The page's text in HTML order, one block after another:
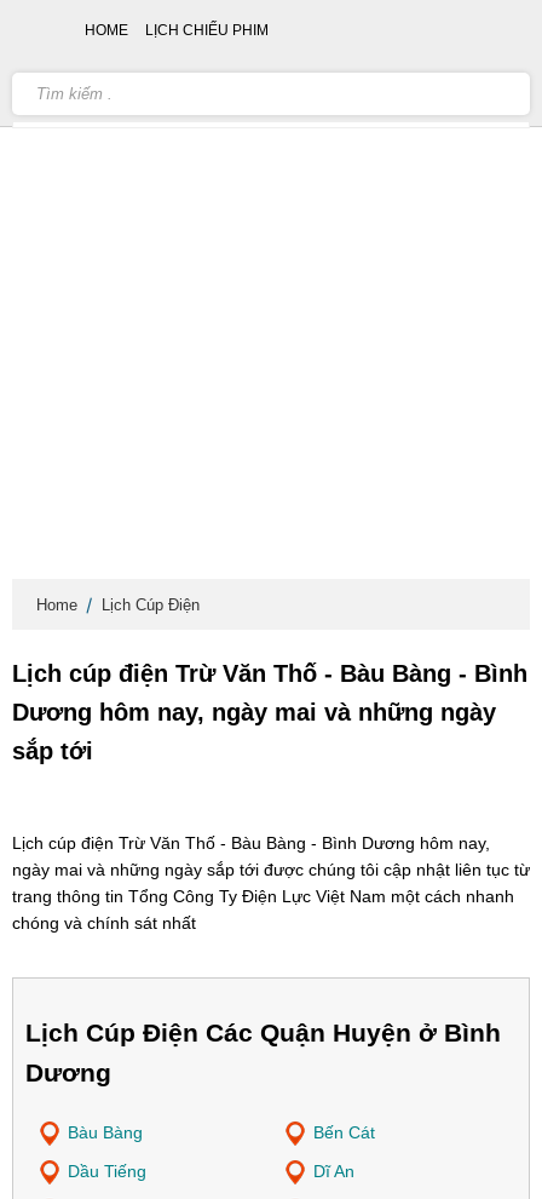
Home Lịch Cúp Điện
Lịch cúp điện Trừ Văn Thố - Bàu Bàng - Bình
Dương hôm nay, ngày mai và những ngày
sắp tới
Lịch cúp điện Trừ Văn Thố - Bàu Bàng - Bình Dương hôm nay,
ngày mai và những ngày sắp tới được chúng tôi cập nhật liên tục từ
trang thông tin Tổng Công Ty Điện Lực Việt Nam một cách nhanh
chóng và chính sát nhất
Lịch Cúp Điện Các Quận Huyện ở Bình
Dương
Bàu Bàng
Bến Cát
Dầu Tiếng
Dĩ An
HOME LỊCH CHIẾU PHIM